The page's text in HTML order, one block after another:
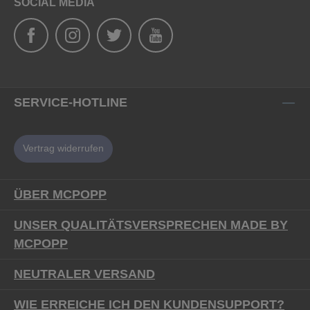
SOCIAL MEDIA
SERVICE-HOTLINE
Vertrag widerrufen
ÜBER MCPOPP
UNSER QUALITÄTSVERSPRECHEN MADE BY
MCPOPP
NEUTRALER VERSAND
WIE ERREICHE ICH DEN KUNDENSUPPORT?